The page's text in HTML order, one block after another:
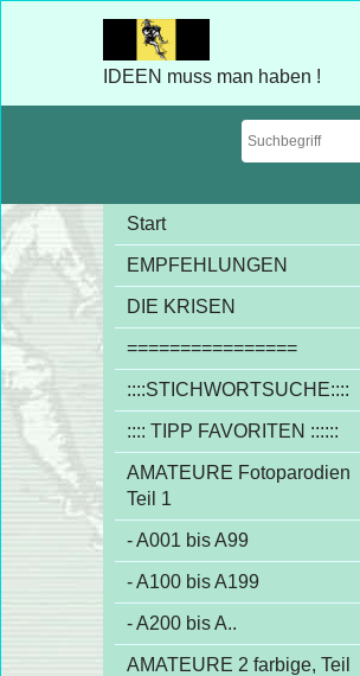
IDEEN muss man haben !
Start
EMPFEHLUNGEN
DIE KRISEN
================
::::STICHWORTSUCHE::::
:::: TIPP FAVORITEN ::::::
AMATEURE Fotoparodien
Teil 1
- A001 bis A99
- A100 bis A199
- A200 bis A..
AMATEURE 2 farbige, Teil